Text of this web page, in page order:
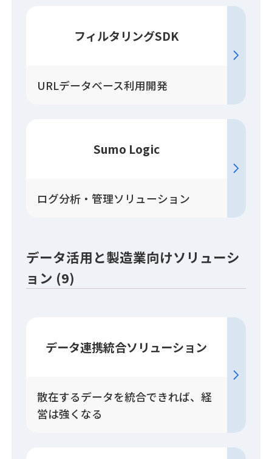
フィルタリングSDK
URLデータベース利用開発
Sumo Logic
ログ分析・管理ソリューション
データ活用と製造業向けソリューシ
ョン (9)
データ連携統合ソリューション
散在するデータを統合できれば、経
営は強くなる